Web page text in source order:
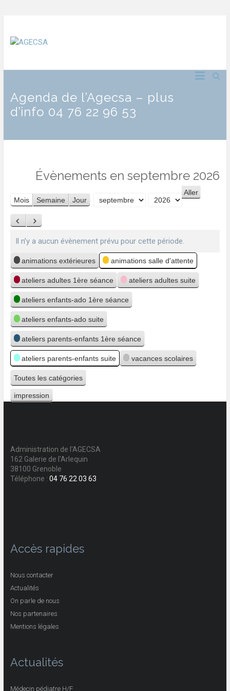
Agenda de l’Agecsa – plus
d’info 04 76 22 96 53
Évènements en septembre 2026
Mois Semaine Jour
Mois
Année
Précédent
Suivant
Il n’y a aucun évènement prévu pour cette période.
Catégories
animations extérieures animations salle d'attente
ateliers adultes 1ère séance ateliers adultes suite
ateliers enfants-ado 1ère séance
ateliers enfants-ado suite
ateliers parents-enfants 1ère séance
ateliers parents-enfants suite vacances scolaires
Toutes les catégories
Vue
impression
Administration de l'AGECSA
162 Galerie de l'Arlequin
38100 Grenoble
Téléphone : 04 76 22 03 63
Accès rapides
Nous contacter
Actualités
On parle de nous
Nos partenaires
Mentions légales
Actualités
Médecin pédiatre H/F